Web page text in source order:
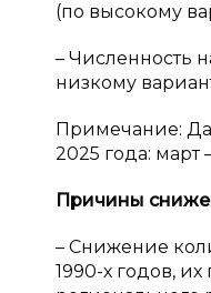
(по высокому
– Численность
низкому
Примечание:
2025 года:
Причины
– Снижение
1990-х годов,